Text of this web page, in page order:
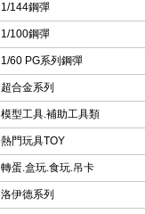
1/144鋼彈
1/100鋼彈
1/60 PG系列鋼彈
超合金系列
模型工具.補助工具類
熱門玩具TOY
轉蛋.盒玩.食玩.吊卡
洛伊德系列